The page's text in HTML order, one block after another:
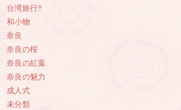
台湾旅行‼︎
和小物
奈良
奈良の桜
奈良の紅葉
奈良の魅力
成人式
未分類